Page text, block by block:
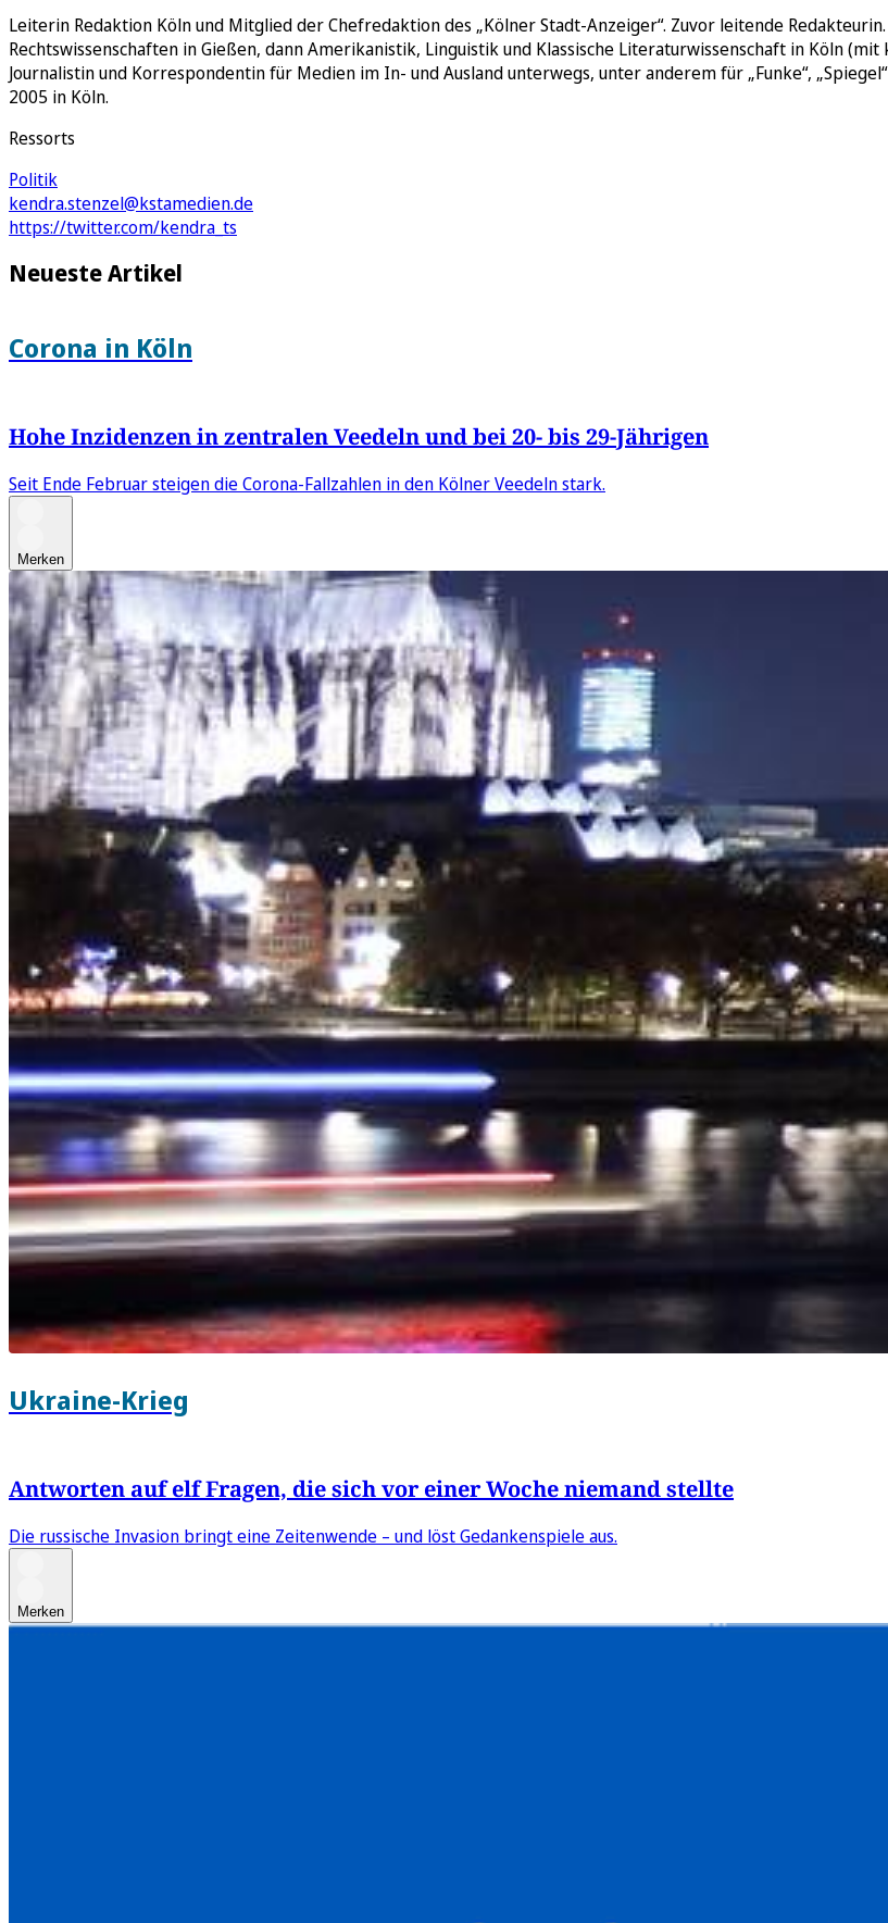
Leiterin Redaktion Köln und Mitglied der Chefredaktion des „Kölner Stadt-Anzeiger“. Zuvor leitende
Rechtswissenschaften in Gießen, dann Amerikanistik, Linguistik und Klassische Literaturwissenschaft in Köln
Journalistin und Korrespondentin für Medien im In- und Ausland unterwegs, unter anderem für „Funke“,
2005 in Köln.
Ressorts
Politik
kendra.stenzel@kstamedien.de
https://twitter.com/kendra_ts
Neueste Artikel
Corona in Köln
Hohe Inzidenzen in zentralen Veedeln und bei 20- bis 29-Jährigen
Seit Ende Februar steigen die Corona-Fallzahlen in den Kölner Veedeln stark.
Merken
Ukraine-Krieg
Antworten auf elf Fragen, die sich vor einer Woche niemand stellte
Die russische Invasion bringt eine Zeitenwende – und löst Gedankenspiele aus.
Merken